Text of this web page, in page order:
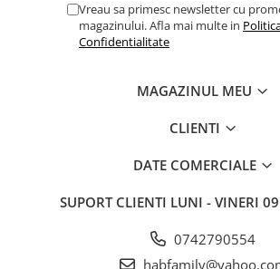
Vreau sa primesc newsletter cu
magazinului. Afla mai multe in
Confidentialitate
MAGAZINUL MEU
CLIENTI
DATE COMERCIALE
SUPORT CLIENTI LUNI - VINERI
0742790554